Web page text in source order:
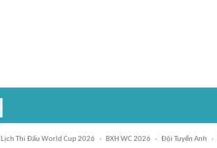
Lịch Thi Đấu World Cup 2026 BXH WC 2026 Đội Tuyển Anh